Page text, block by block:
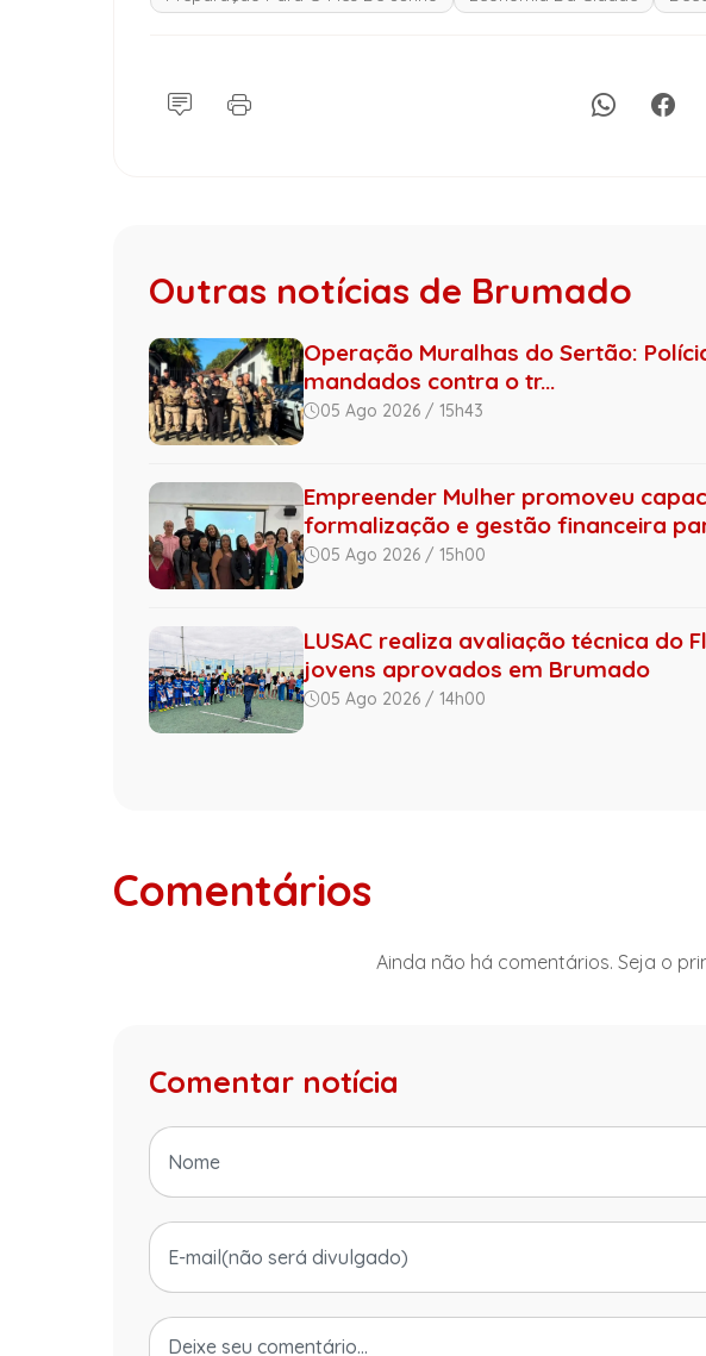
Outras notícias de Brumado
Operação Muralhas do Sertão:
mandados contra o tr...
05 Ago 2026 / 15h43
Empreender Mulher promoveu
formalização e gestão financeira
05 Ago 2026 / 15h00
LUSAC realiza avaliação técnica do
jovens aprovados em Brumado
05 Ago 2026 / 14h00
Comentários
Ainda não há comentários. Seja o
Comentar notícia